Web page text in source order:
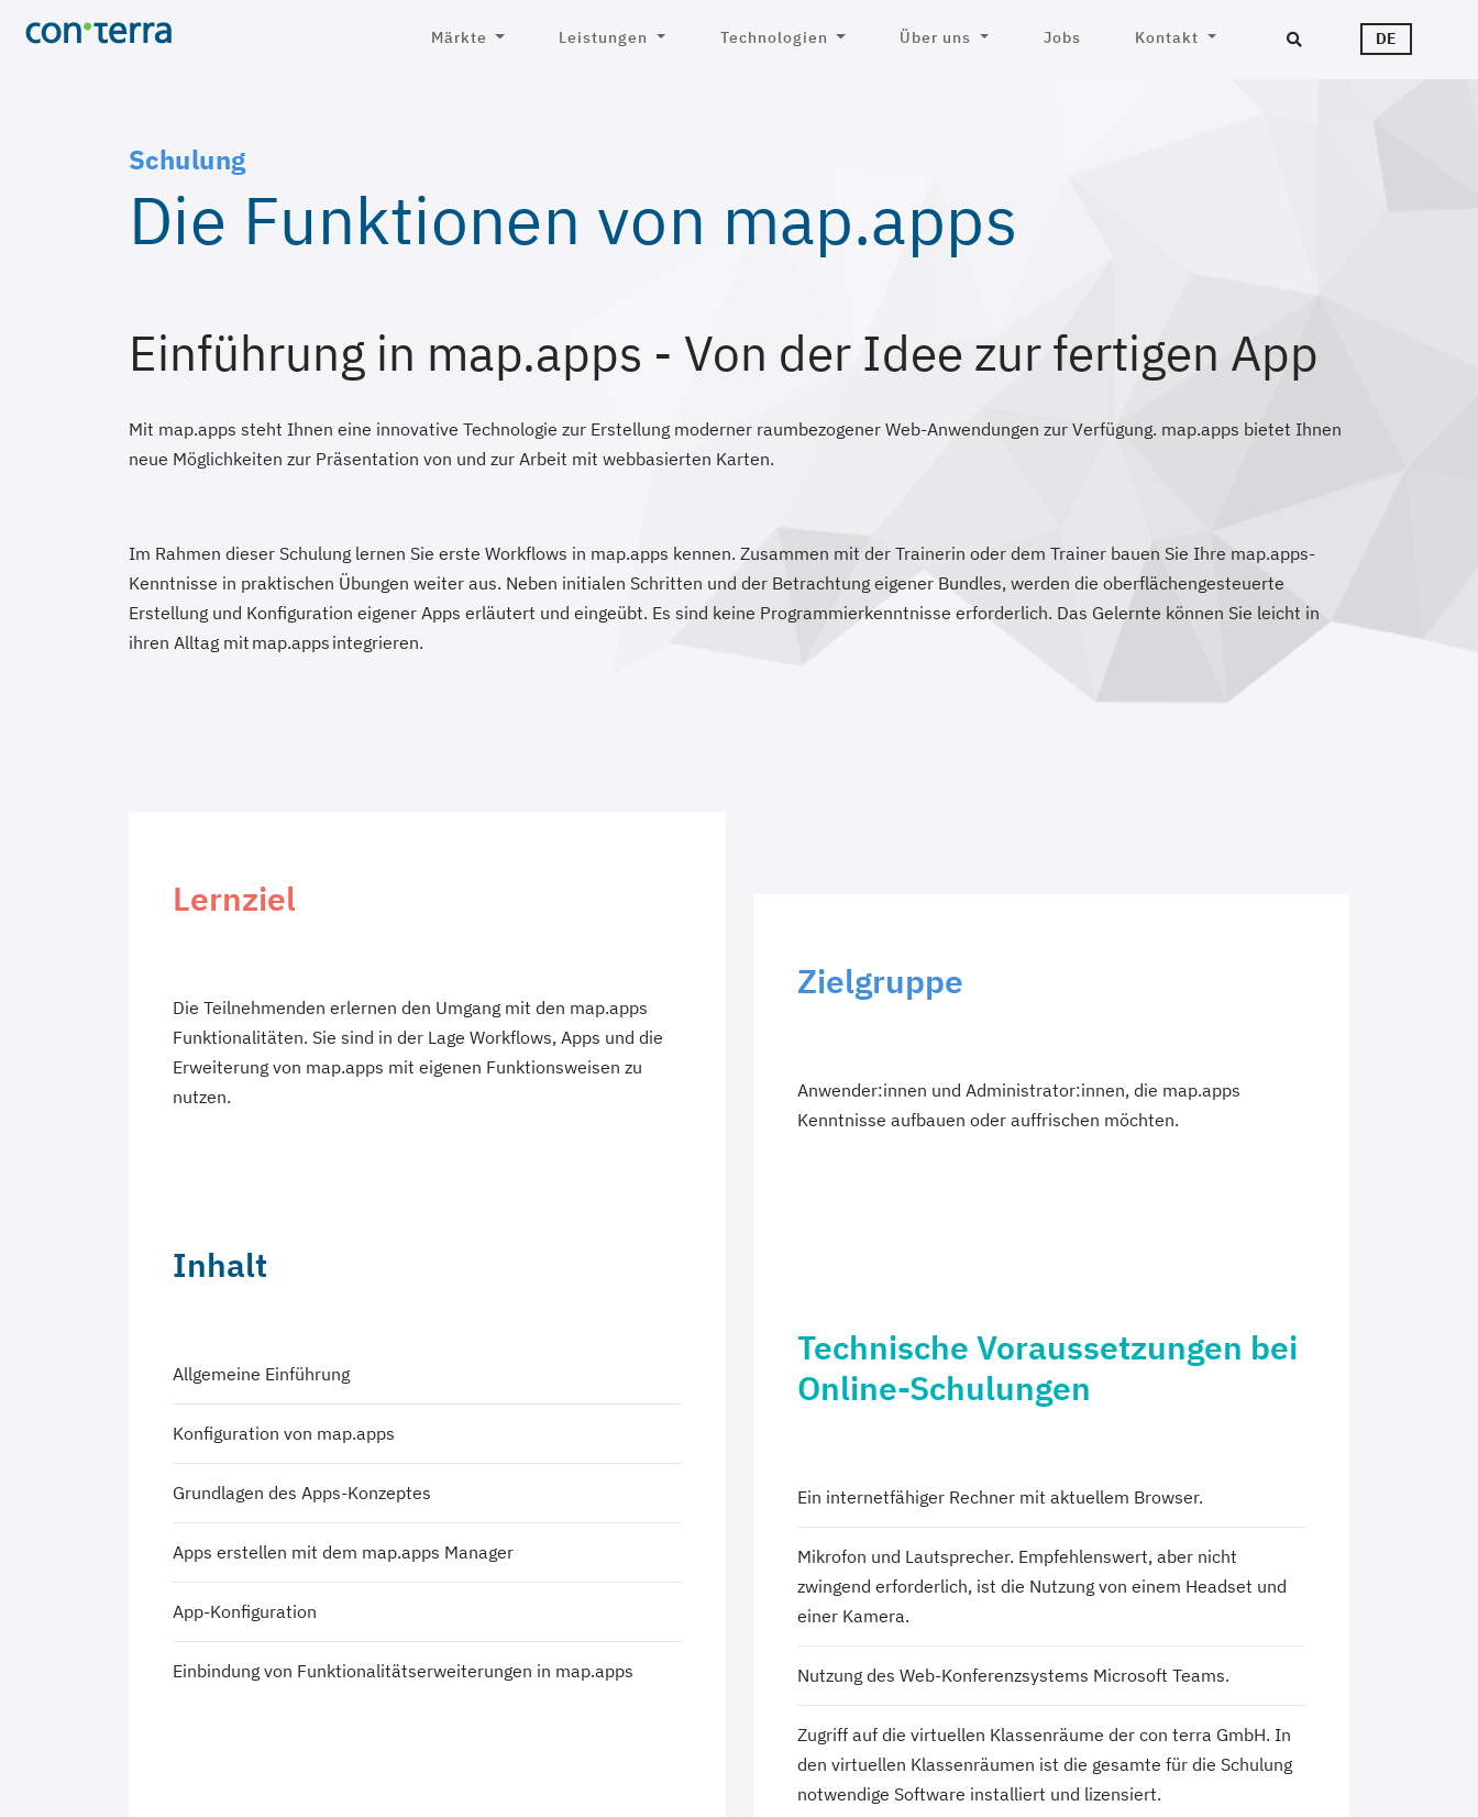
zum
Märkte Leistungen Technologien Über uns Jobs Kontakt DE
Schulung
Die Funktionen von map.apps
Einführung in map.apps - Von der Idee zur fertigen App
Mit map.apps steht Ihnen eine innovative Technologie zur Erstellung moderner raumbezogener Web-Anwendungen zur Verfügung. map.apps bietet Ihnen
neue Möglichkeiten zur Präsentation von und zur Arbeit mit webbasierten Karten.
Im Rahmen dieser Schulung lernen Sie erste Workflows in map.apps kennen. Zusammen mit der Trainerin oder dem Trainer bauen Sie Ihre map.apps-
Kenntnisse in praktischen Übungen weiter aus. Neben initialen Schritten und der Betrachtung eigener Bundles, werden die oberflächengesteuerte
Erstellung und Konfiguration eigener Apps erläutert und eingeübt. Es sind keine Programmierkenntnisse erforderlich. Das Gelernte können Sie leicht in
ihren Alltag mit map.apps integrieren.
Lernziel
Die Teilnehmenden erlernen den Umgang mit den map.apps
Funktionalitäten. Sie sind in der Lage Workflows, Apps und die
Erweiterung von map.apps mit eigenen Funktionsweisen zu
nutzen.
Zielgruppe
Anwender:innen und Administrator:innen, die map.apps
Kenntnisse aufbauen oder auffrischen möchten.
Inhalt
Allgemeine Einführung
Konfiguration von map.apps
Grundlagen des Apps-Konzeptes
Apps erstellen mit dem map.apps Manager
App-Konfiguration
Einbindung von Funktionalitätserweiterungen in map.apps
Technische Voraussetzungen bei
Online-Schulungen
Ein internetfähiger Rechner mit aktuellem Browser.
Mikrofon und Lautsprecher. Empfehlenswert, aber nicht
zwingend erforderlich, ist die Nutzung von einem Headset und
einer Kamera.
Nutzung des Web-Konferenzsystems Microsoft Teams.
Zugriff auf die virtuellen Klassenräume der con terra GmbH. In
den virtuellen Klassenräumen ist die gesamte für die Schulung
notwendige Software installiert und lizensiert.